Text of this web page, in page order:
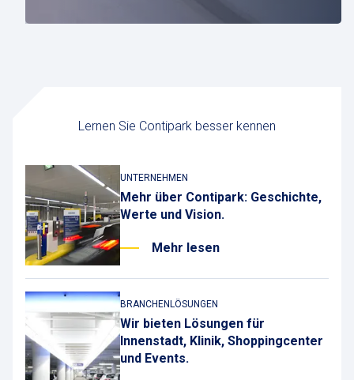
Lernen Sie Contipark besser kennen
Mehr über Contipark: Geschichte,
Werte und Vision.
UNTERNEHMEN
Mehr lesen
Wir bieten Lösungen für
Innenstadt, Klinik, Shoppingcenter
und Events.
BRANCHENLÖSUNGEN